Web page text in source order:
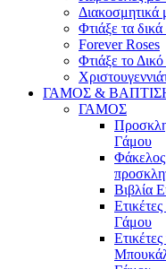
Διακοσμητικά
Φτιάξε τα
Forever Roses
Φτιάξε το
ΓΑΜΟΣ &
ΓΑΜΟΣ
Γάμου
Φάκελος
Βιβλία
Γάμου
Ετικέτες